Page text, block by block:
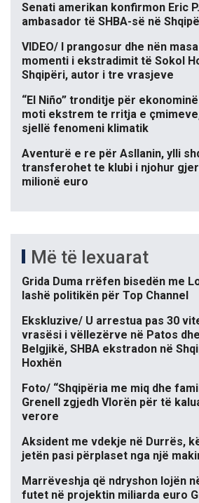
Senati amerikan konfirmon Eric
ambasador të SHBA-së në
VIDEO/ I prangosur dhe nën
momenti i ekstradimit të Sokol
Shqipëri, autor i tre vrasjeve
“El Niño” tronditje për
moti ekstrem te rritja e
sjellë fenomeni klimatik
Aventurë e re për Asllanin, ylli
transferohet te klubi i njohur
milionë euro
Më të lexuarat
Grida Duma rrëfen bisedën me
lashë politikën për Top Channel
Ekskluzive/ U arrestua pas 30
vrasësi i vëllezërve në Patos
Belgjikë, SHBA ekstradon në
Hoxhën
Foto/ “Shqipëria me miq dhe
Grenell zgjedh Vlorën për të
verore
Aksident me vdekje në Durrës,
jetën pasi përplaset nga një
Marrëveshja që ndryshon lojën
futet në projektin miliarda euro